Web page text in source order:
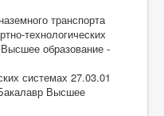
транспорта
технологических
образование -
системах 27.03.01
Высшее